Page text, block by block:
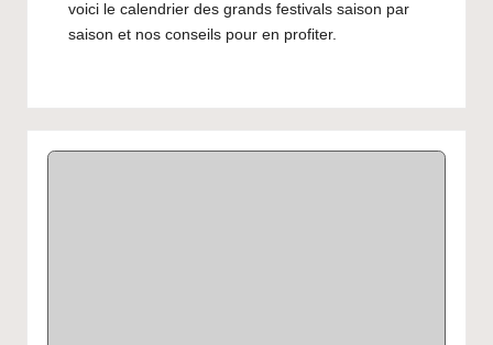
voici le calendrier des grands festivals saison par
saison et nos conseils pour en profiter.